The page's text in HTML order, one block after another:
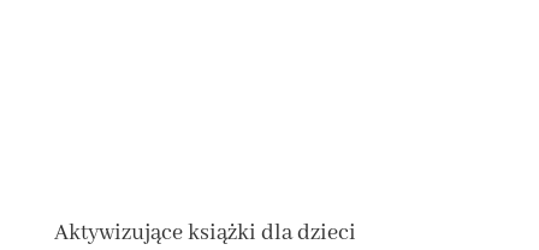
Aktywizujące książki dla dzieci